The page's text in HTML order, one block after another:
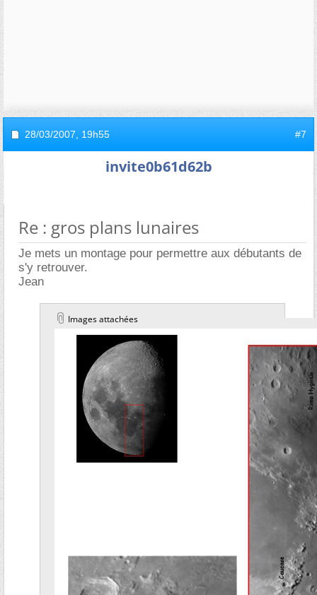
28/03/2007, 19h55 #7
invite0b61d62b
Re : gros plans lunaires
Je mets un montage pour permettre aux débutants de
s'y retrouver.
Jean
Images attachées